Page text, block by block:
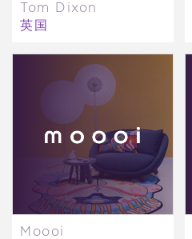
Tom Dixon
英国
Moooi